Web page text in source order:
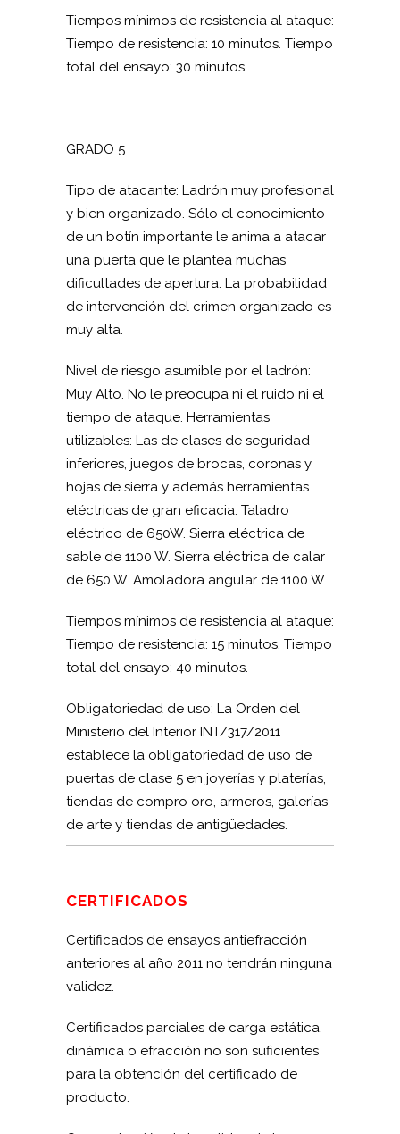
Tiempos mínimos de resistencia al ataque:
Tiempo de resistencia: 10 minutos. Tiempo
total del ensayo: 30 minutos.
GRADO 5
Tipo de atacante: Ladrón muy profesional
y bien organizado. Sólo el conocimiento
de un botín importante le anima a atacar
una puerta que le plantea muchas
dificultades de apertura. La probabilidad
de intervención del crimen organizado es
muy alta.
Nivel de riesgo asumible por el ladrón:
Muy Alto. No le preocupa ni el ruido ni el
tiempo de ataque. Herramientas
utilizables: Las de clases de seguridad
inferiores, juegos de brocas, coronas y
hojas de sierra y además herramientas
eléctricas de gran eficacia: Taladro
eléctrico de 650W. Sierra eléctrica de
sable de 1100 W. Sierra eléctrica de calar
de 650 W. Amoladora angular de 1100 W.
Tiempos mínimos de resistencia al ataque:
Tiempo de resistencia: 15 minutos. Tiempo
total del ensayo: 40 minutos.
Obligatoriedad de uso: La Orden del
Ministerio del Interior INT/317/2011
establece la obligatoriedad de uso de
puertas de clase 5 en joyerías y platerías,
tiendas de compro oro, armeros, galerías
de arte y tiendas de antigüedades.
CERTIFICADOS
Certificados de ensayos antiefracción
anteriores al año 2011 no tendrán ninguna
validez.
Certificados parciales de carga estática,
dinámica o efracción no son suficientes
para la obtención del certificado de
producto.